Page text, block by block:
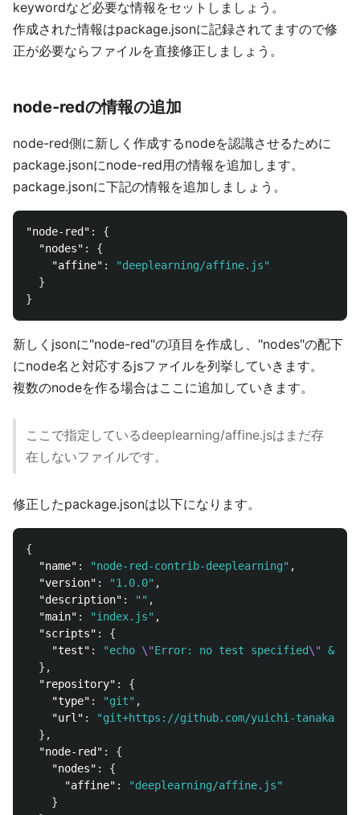
keywordなど必要な情報をセットしましょう。
作成された情報はpackage.jsonに記録されてますので修
正が必要ならファイルを直接修正しましょう。
node-redの情報の追加
node-red側に新しく作成するnodeを認識させるために
package.jsonにnode-red用の情報を追加します。
package.jsonに下記の情報を追加しましょう。
"node-red" :
{
"nodes" :
{
"affine" :
"deeplearning/affine.js"
}
}
新しくjsonに"node-red"の項目を作成し、"nodes"の配下
にnode名と対応するjsファイルを列挙していきます。
複数のnodeを作る場合はここに追加していきます。
ここで指定しているdeeplearning/affine.jsはまだ存
在しないファイルです。
修正したpackage.jsonは以下になります。
{
"name" : "node-red-contrib-deeplearning" ,
"version" : "1.0.0" ,
"description" : "" ,
"main" : "index.js" ,
"scripts" :
{
"test" : "echo \"Error: no test specified\" &&
},
"repository" :
{
"type" : "git" ,
"url" :
"git+https://github.com/yuichi-tanaka/
},
"node-red" :
{
"nodes" :
{
"affine" :
"deeplearning/affine.js"
}